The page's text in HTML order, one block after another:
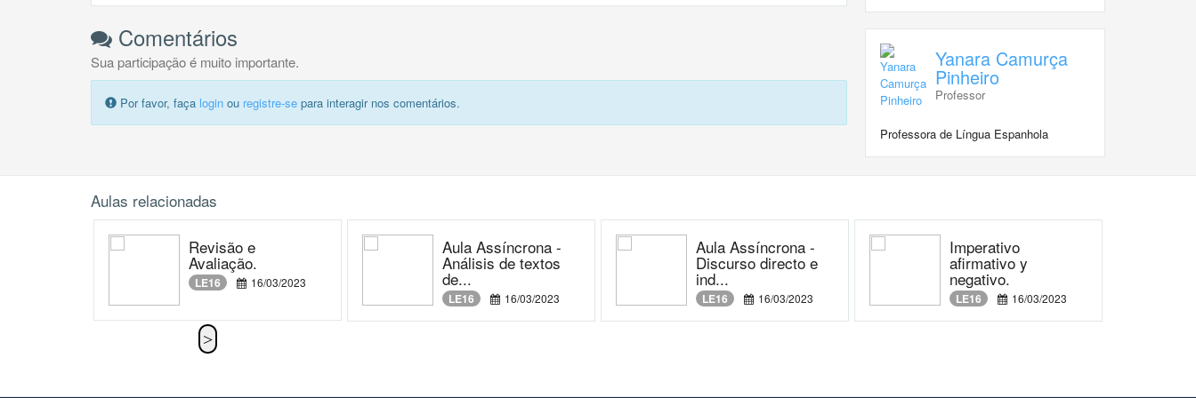
Comentários
Sua participação é muito importante.
Por favor, faça login ou registre-se para interagir nos comentários.
Yanara Camurça
Pinheiro
Professor
Professora de Língua Espanhola
Aulas relacionadas
Revisão e
Avaliação.
LE16 16/03/2023
Aula Assíncrona -
Análisis de textos
de...
LE16 16/03/2023
Aula Assíncrona -
Discurso directo e
ind...
LE16 16/03/2023
Imperativo
afirmativo y
negativo.
LE16 16/03/2023